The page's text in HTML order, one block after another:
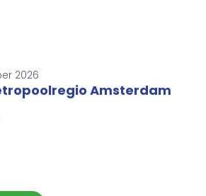
2026
Amsterdam